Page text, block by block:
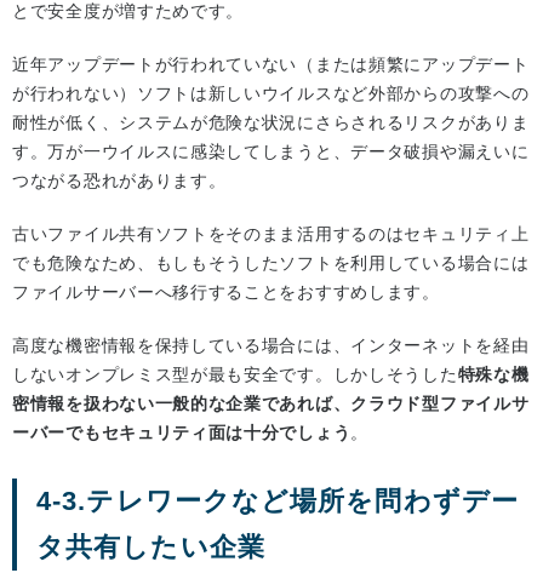
とで安全度が増すためです。
近年アップデートが行われていない（または頻繁にアップデート
が行われない）ソフトは新しいウイルスなど外部からの攻撃への
耐性が低く、システムが危険な状況にさらされるリスクがありま
す。万が一ウイルスに感染してしまうと、データ破損や漏えいに
つながる恐れがあります。
古いファイル共有ソフトをそのまま活用するのはセキュリティ上
でも危険なため、もしもそうしたソフトを利用している場合には
ファイルサーバーへ移行することをおすすめします。
高度な機密情報を保持している場合には、インターネットを経由
しないオンプレミス型が最も安全です。しかしそうした特殊な機
密情報を扱わない一般的な企業であれば、クラウド型ファイルサ
ーバーでもセキュリティ面は十分でしょう 。
4-3.テレワークなど場所を問わずデー
タ共有したい企業